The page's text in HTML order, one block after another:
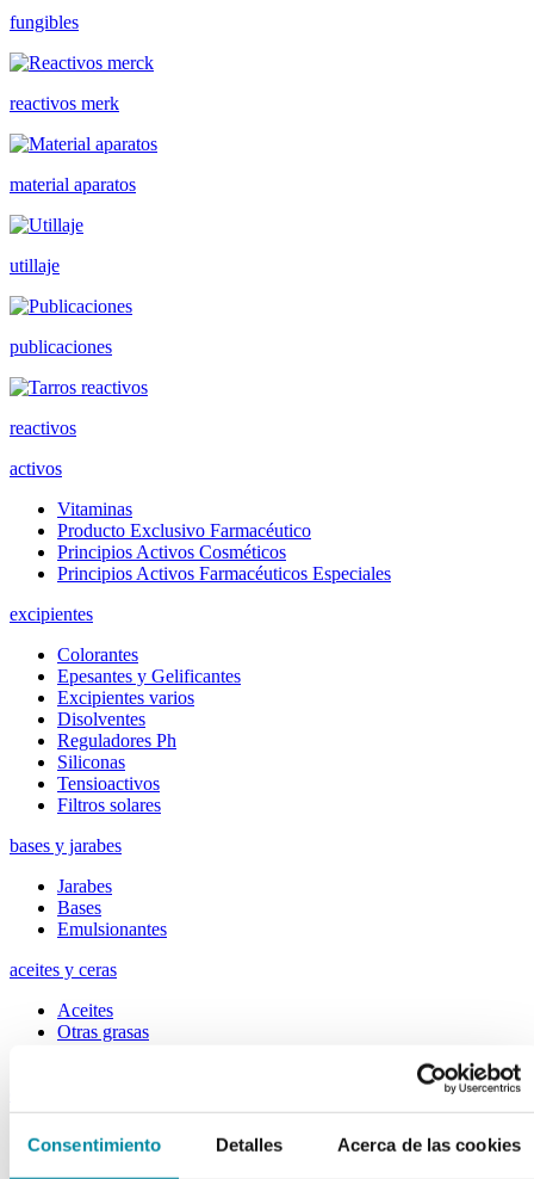
Consentimiento Detalles Acerca de las cookies
fungibles
reactivos merk
material aparatos
utillaje
publicaciones
reactivos
activos
Vitaminas
Producto Exclusivo Farmacéutico
Principios Activos Cosméticos
Principios Activos Farmacéuticos Especiales
excipientes
Colorantes
Epesantes y Gelificantes
Excipientes varios
Disolventes
Reguladores Ph
Siliconas
Tensioactivos
Filtros solares
bases y jarabes
Jarabes
Bases
Emulsionantes
aceites y ceras
Aceites
Otras grasas
Esencias naturales
Perfumes